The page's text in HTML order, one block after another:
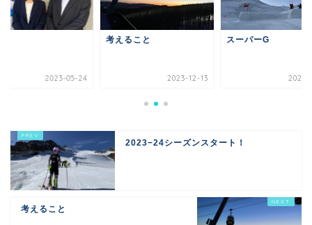
2023-05-24
考えること
2023-12-13
スーパーG
2022-
2023−24シーズンスタート！
考えること